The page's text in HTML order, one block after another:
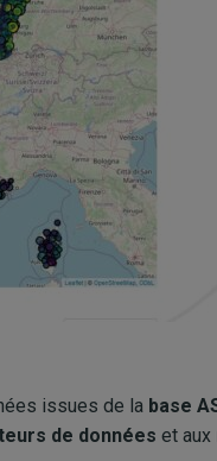
issues de la base
de données et aux